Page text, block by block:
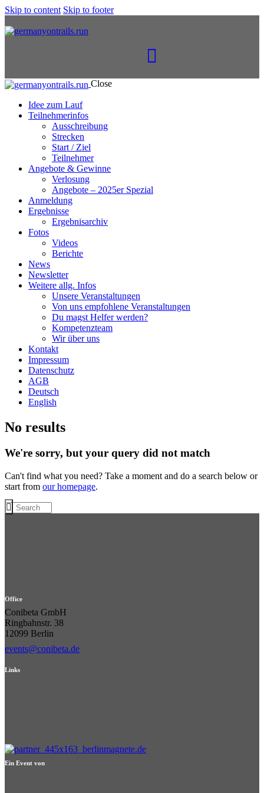
Skip to content Skip to footer
Close
Idee zum Lauf
Teilnehmerinfos
Ausschreibung
Strecken
Start / Ziel
Teilnehmer
Angebote & Gewinne
Verlosung
Angebote – 2025er Spezial
Anmeldung
Ergebnisse
Ergebnisarchiv
Fotos
Videos
Berichte
News
Newsletter
Weitere allg. Infos
Unsere Veranstaltungen
Von uns empfohlene Veranstaltungen
Du magst Helfer werden?
Kompetenzteam
Wir über uns
Kontakt
Impressum
Datenschutz
AGB
Deutsch
English
No results
We're sorry, but your query did not match
Can't find what you need? Take a moment and do a search below or
start from our homepage.
Office
Conibeta GmbH
Ringbahnstr. 38
12099 Berlin
events@conibeta.de
Links
Ein Event von